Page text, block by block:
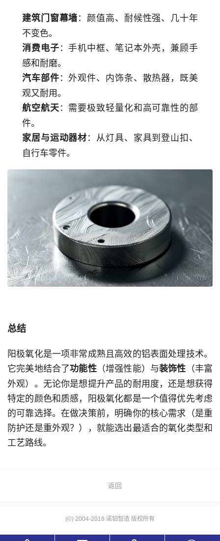
建筑门窗幕墙：颜值高、耐候性强、几十年
不变色。
消费电子：手机中框、笔记本外壳，兼顾手
感和耐磨。
汽车部件：外观件、内饰条、散热器，既美
观又耐用。
航空航天：需要极致轻量化和高可靠性的部
件。
家居与运动器材：从灯具、家具到登山扣、
自行车零件。
总结
阳极氧化是一项非常成熟且高效的铝表面处理技术。
它完美地结合了功能性（增强性能）与装饰性 （丰富
外观）。无论你是想提升产品的耐用度，还是想获得
特定的颜色和质感，阳极氧化都是一个值得优先考虑
的可靠选择。在做决策前，明确你的核心需求（是重
防护还是重外观？），就能选出最适合的氧化类型和
工艺路线。
返回
(©) 2004-2018 诺铂智造 版权所有